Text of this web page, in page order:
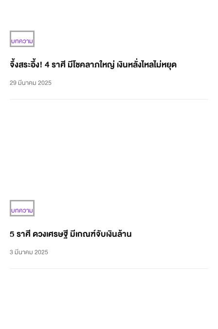
บทความ
จึ้งสระอึ้ง! 4 ราศี มีโชคลาภใหญ่ เงินหลั่งไหลไม่หยุด
29 มีนาคม 2025
บทความ
5 ราศี ดวงเศรษฐี มีเกณฑ์จับเงินล้าน
3 มีนาคม 2025